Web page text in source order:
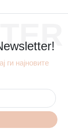
ги најновите